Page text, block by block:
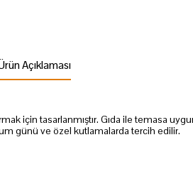
Açıklaması
için tasarlanmıştır. Gıda ile temasa
günü ve özel kutlamalarda tercih edilir.